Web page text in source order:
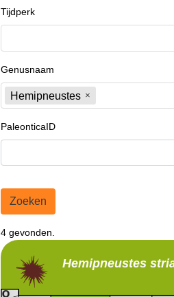
Tijdperk
Genusnaam
Hemipneustes
PaleonticaID
Zoeken
4 gevonden.
Hemipneustes